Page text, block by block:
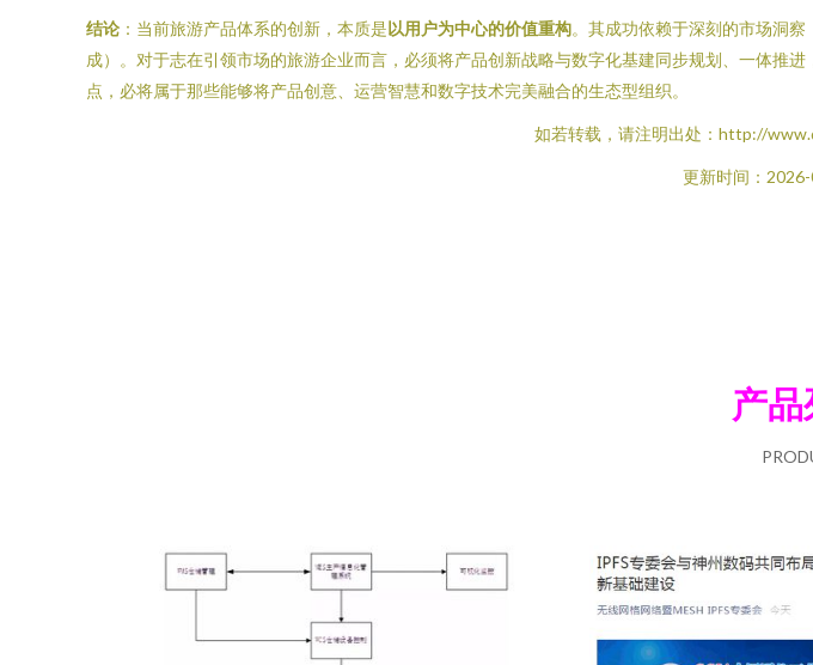
结论 ：当前旅游产品体系的创新，本质是以用户为中心的价值重构。其成功依赖于深刻的市场洞
成）。对于志在引领市场的旅游企业而言，必须将产品创新战略与数字化基建同步规划、一体推
点，必将属于那些能够将产品创意、运营智慧和数字技术完美融合的生态型组织。
如若转载，请注明出处：http://
更新时间：
产